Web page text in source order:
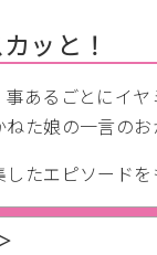
ッと！
あるごとにイヤ
た娘の一言の
たエピソードを